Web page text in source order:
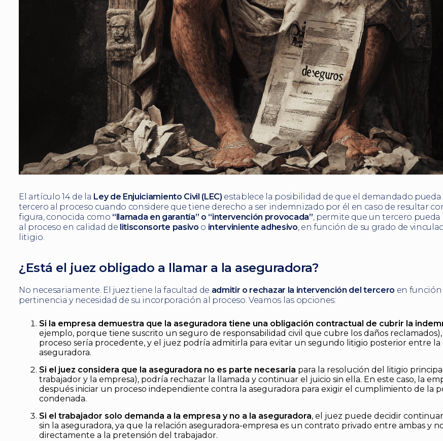
El artículo 14 de la Ley de Enjuiciamiento Civil (LEC) establece la posibilidad de que el demandado pueda
tercero al proceso cuando considere que tiene derecho a ser indemnizado por él en caso de resultar
figura, conocida como “llamada en garantía” o “intervención provocada” , permite que un tercero
al proceso en calidad de litisconsorte pasivo o interviniente adhesivo , en función de su grado de
litigio.
¿Está el juez obligado a llamar a la aseguradora?
No necesariamente. El juez tiene la facultad de admitir o rechazar la intervención del tercero en función
pertinencia y necesidad de su incorporación al proceso. Veamos las opciones:
Si la empresa demuestra que la aseguradora tiene una obligación contractual de cubrir la
ejemplo, porque tiene suscrito un seguro de responsabilidad civil que cubre los daños reclamados),
proceso sería procedente, y el juez podría admitirla para evitar un segundo litigio posterior entre la
aseguradora.
Si el juez considera que la aseguradora no es parte necesaria para la resolución del litigio
trabajador y la empresa), podría rechazar la llamada y continuar el juicio sin ella. En este caso, la
después iniciar un proceso independiente contra la aseguradora para exigir el cumplimiento de la
condenada.
Si el trabajador solo demanda a la empresa y no a la aseguradora, el juez puede decidir
sin la aseguradora, ya que la relación aseguradora-empresa es un contrato privado entre ambas y
directamente a la pretensión del trabajador.